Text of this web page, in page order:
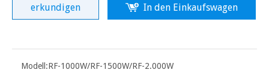
erkundigen In den Einkaufswagen
Modell:RF-1000W/RF-1500W/RF-2.000W